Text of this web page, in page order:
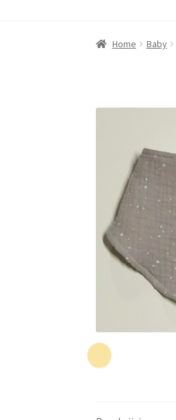
Home Baby